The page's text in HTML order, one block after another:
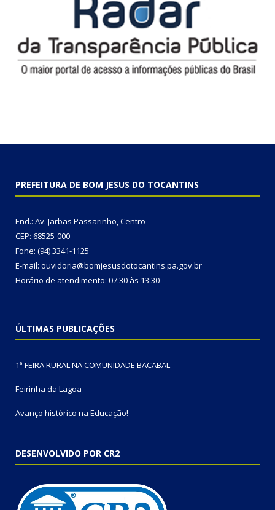
PREFEITURA DE BOM JESUS DO TOCANTINS
End.: Av. Jarbas Passarinho, Centro
CEP: 68525-000
Fone: (94) 3341-1125
E-mail: ouvidoria@bomjesusdotocantins.pa.gov.br
Horário de atendimento: 07:30 às 13:30
ÚLTIMAS PUBLICAÇÕES
1ª FEIRA RURAL NA COMUNIDADE BACABAL
Feirinha da Lagoa
Avanço histórico na Educação!
DESENVOLVIDO POR CR2